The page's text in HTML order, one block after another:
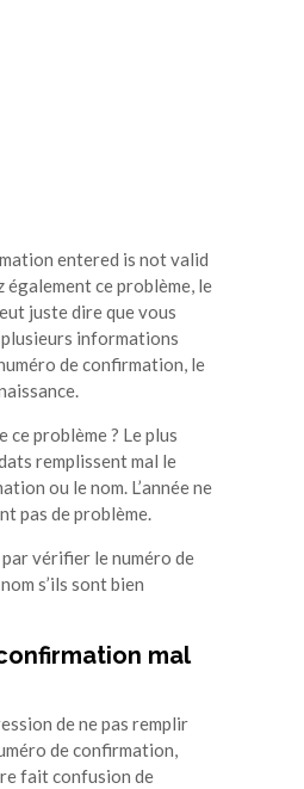
également ce problème, le
juste dire que vous
informations
de confirmation, le
ce problème ? Le plus
remplissent mal le
ou le nom. L’année ne
pas de problème.
par vérifier le numéro de
s’ils sont bien
mal
de ne pas remplir
de confirmation,
fait confusion de